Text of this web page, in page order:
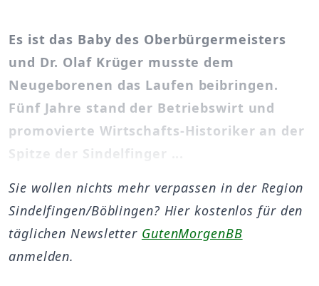
Es ist das Baby des Oberbürgermeisters
und Dr. Olaf Krüger musste dem
Neugeborenen das Laufen beibringen.
Fünf Jahre stand der Betriebswirt und
promovierte Wirtschafts-Historiker an der
Spitze der Sindelfinger ...
Sie wollen nichts mehr verpassen in der Region
Sindelfingen/Böblingen? Hier kostenlos für den
täglichen Newsletter GutenMorgenBB
anmelden.